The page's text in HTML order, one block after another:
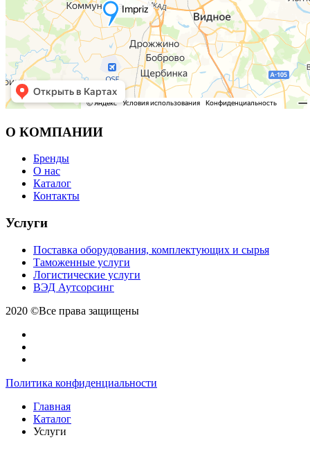
О КОМПАНИИ
Бренды
О нас
Каталог
Контакты
Услуги
Поставка оборудования, комплектующих и сырья
Таможенные услуги
Логистические услуги
ВЭД Аутсорсинг
2020 ©Все права защищены
Политика конфиденциальности
Главная
Каталог
Услуги